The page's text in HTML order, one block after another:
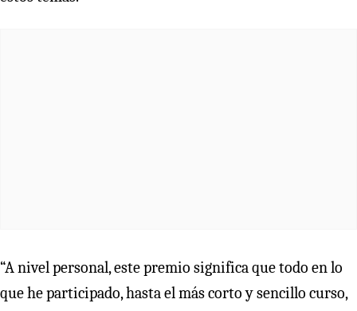
“A nivel personal, este premio significa que todo en lo
que he participado, hasta el más corto y sencillo curso,